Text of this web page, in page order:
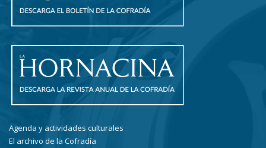
Agenda y actividades culturales
El archivo de la Cofradía